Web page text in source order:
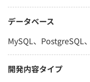
データベース
MySQL、PostgreSQL
開発内容タイプ